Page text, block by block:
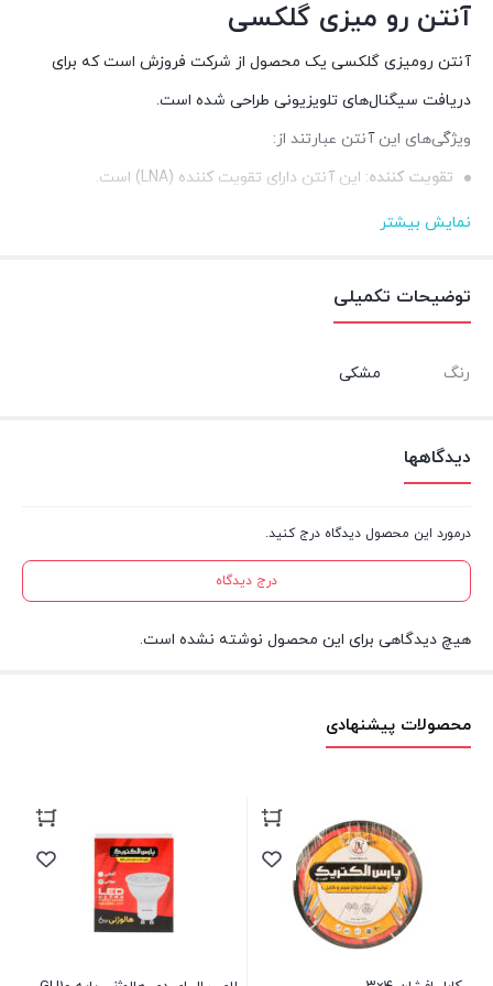
آنتن رو میزی گلکسی
آنتن رومیزی گلکسی یک محصول از شرکت فروزش است که برای
دریافت سیگنال‌های تلویزیونی طراحی شده است.
ویژگی‌های این آنتن عبارتند از:
تقویت کننده: این آنتن دارای تقویت کننده (LNA) است.
پشتیبانی از رزولوشن 4K
پشتیبانی از DVB-T و DVBT-2
قابل استفاده در محیط‌های صنعتی
کابل برق
تقویت کننده سیگنال‌های تلویزیونی
سیگنال‌های تلویزیونی را تقویت کند.
قابل استفاده در تمام استان‌های کشور: این آنتن قابل استفاده در
تمام استان‌های کشور است.
طبقات قابل استفاده : این آنتن قابل استفاده از زیرزمین تا
قابل استفاده در کمترین فاصله از تلویزیون
استفاده در کمترین فاصله از تلویزیون است.
استفاده برای دستگاه‌های گیرنده دیجیتال است.
آنتن داخلی با رنج فرکانسی ۸۶۰ – ۴۷۰ مگاهرتز
: این آنتن داخلی با
رنج فرکانسی ۸۶۰ – ۴۷۰ مگاهرتز کار می‌کند.
قابل استفاده در تمامی طبقات، نقاط کور و زیرزمین
نمایش بیشتر
توضیحات تکمیلی
رنگ مشکی
دیدگاهها
درمورد این محصول دیدگاه درج کنید.
درج دیدگاه
هیچ دیدگاهی برای این محصول نوشته نشده است.
محصولات پیشنهادی